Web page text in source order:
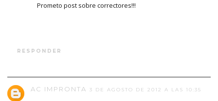
Prometo post sobre correctores!!!
RESPONDER
AC IMPRONTA 3 DE AGOSTO DE 2012 A LAS 10:35